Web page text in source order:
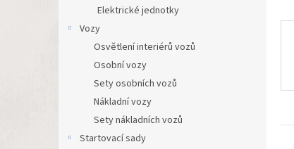
Elektrické jednotky
Vozy
Osvětlení interiérů vozů
Osobní vozy
Sety osobních vozů
Nákladní vozy
Sety nákladních vozů
Startovací sady